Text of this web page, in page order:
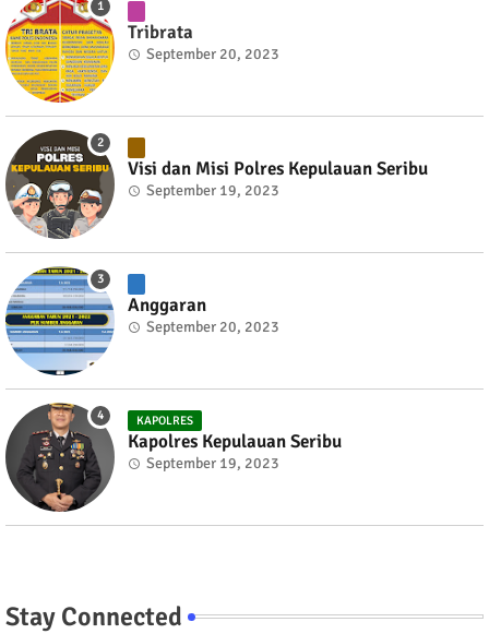
Tribrata
September 20, 2023
Visi dan Misi Polres Kepulauan Seribu
September 19, 2023
Anggaran
September 20, 2023
KAPOLRES
Kapolres Kepulauan Seribu
September 19, 2023
Stay Connected